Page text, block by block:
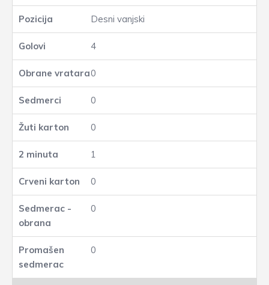
Desni vanjski
4
0
0
0
1
0
0
0